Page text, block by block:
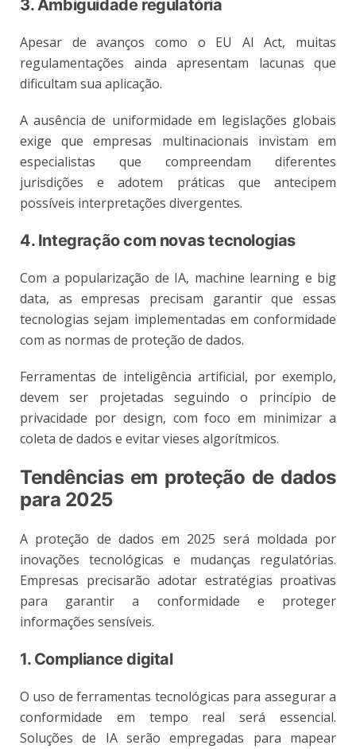
3. Ambiguidade regulatória
Apesar de avanços como o EU AI Act, muitas
regulamentações ainda apresentam lacunas que
dificultam sua aplicação.
A ausência de uniformidade em legislações globais
exige que empresas multinacionais invistam em
especialistas que compreendam diferentes
jurisdições e adotem práticas que antecipem
possíveis interpretações divergentes.
4. Integração com novas tecnologias
Com a popularização de IA, machine learning e big
data, as empresas precisam garantir que essas
tecnologias sejam implementadas em conformidade
com as normas de proteção de dados.
Ferramentas de inteligência artificial, por exemplo,
devem ser projetadas seguindo o princípio de
privacidade por design, com foco em minimizar a
coleta de dados e evitar vieses algorítmicos.
Tendências em proteção de dados
para 2025
A proteção de dados em 2025 será moldada por
inovações tecnológicas e mudanças regulatórias.
Empresas precisarão adotar estratégias proativas
para garantir a conformidade e proteger
informações sensíveis.
1. Compliance digital
O uso de ferramentas tecnológicas para assegurar a
conformidade em tempo real será essencial.
Soluções de IA serão empregadas para mapear